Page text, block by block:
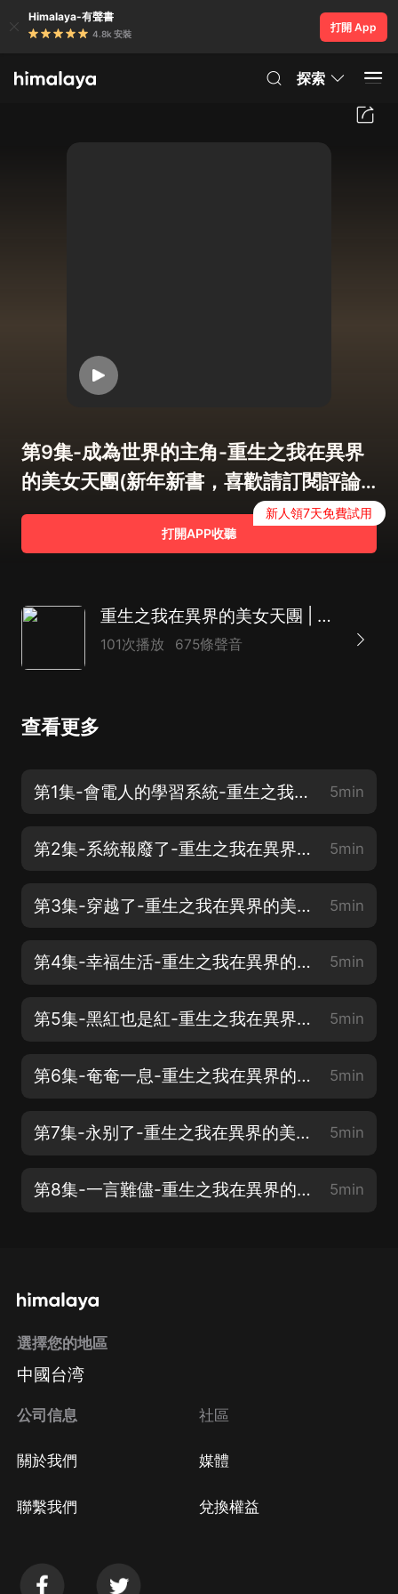
Himalaya-有聲書
4.8k 安裝
打開 App
探索
第9集-成為世界的主角-重生之我在異界
的美女天團(新年新書，喜歡請訂閱評論
點讚轉發)
打開APP收聽
新人領7天免費試用
重生之我在異界的美女天團 | 精品多播 | 系統快穿爽文 | 逆行萬年
101次播放 675條聲音
查看更多
第1集-會電人的學習系統-重生之我在異界的美女天團(新年新書，喜歡請訂閱評論、轉發) 5min
第2集-系統報廢了-重生之我在異界的美女天團(新年新書，喜歡請訂閱評論點讚轉發) 5min
第3集-穿越了-重生之我在異界的美女天團(新年新書，喜歡請訂閱評論點讚轉發) 5min
第4集-幸福生活-重生之我在異界的美女天團(新年新書，喜歡請訂閱評論點讚轉發) 5min
第5集-黑紅也是紅-重生之我在異界的美女天團(新年新書，喜歡請訂閱評論點讚轉發) 5min
第6集-奄奄一息-重生之我在異界的美女天團(新年新書，喜歡請訂閱評論點讚轉發) 5min
第7集-永别了-重生之我在異界的美女天團(新年新書，喜歡請訂閱評論點讚轉發) 5min
第8集-一言難儘-重生之我在異界的美女天團(新年新書，喜歡請訂閱評論點讚轉發) 5min
選擇您的地區
中國台湾
公司信息
關於我們
聯繫我們
社區
媒體
兌換權益